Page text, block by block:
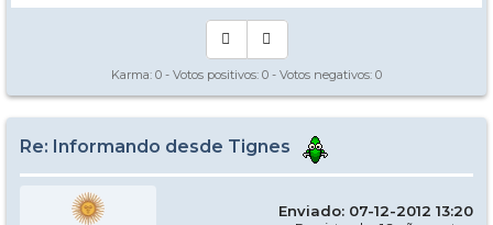
Karma: 0 - Votos positivos: 0 - Votos negativos: 0
Re: Informando desde Tignes
Enviado: 07-12-2012 13:20